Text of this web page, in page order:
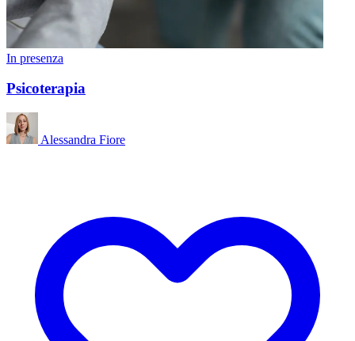
In presenza
Psicoterapia
Alessandra Fiore